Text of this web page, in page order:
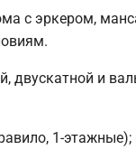
с эркером,
и
1-